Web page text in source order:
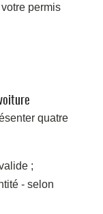
permis
quatre
;
- selon